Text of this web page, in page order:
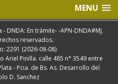
MENU
DNDA: En trámite- -APN-DNDA#MJ.
reservados.
2291 (2026-08-08)
Pinilla. calle 485 n° 3549 entre
- Pcia. de Bs. As. Desarrollo del
D. Sanchez